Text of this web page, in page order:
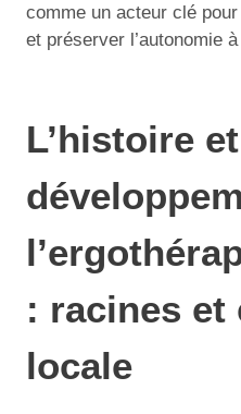
comme un acteur clé
et préserver l’autonomie
L’histoire
: racines et
locale